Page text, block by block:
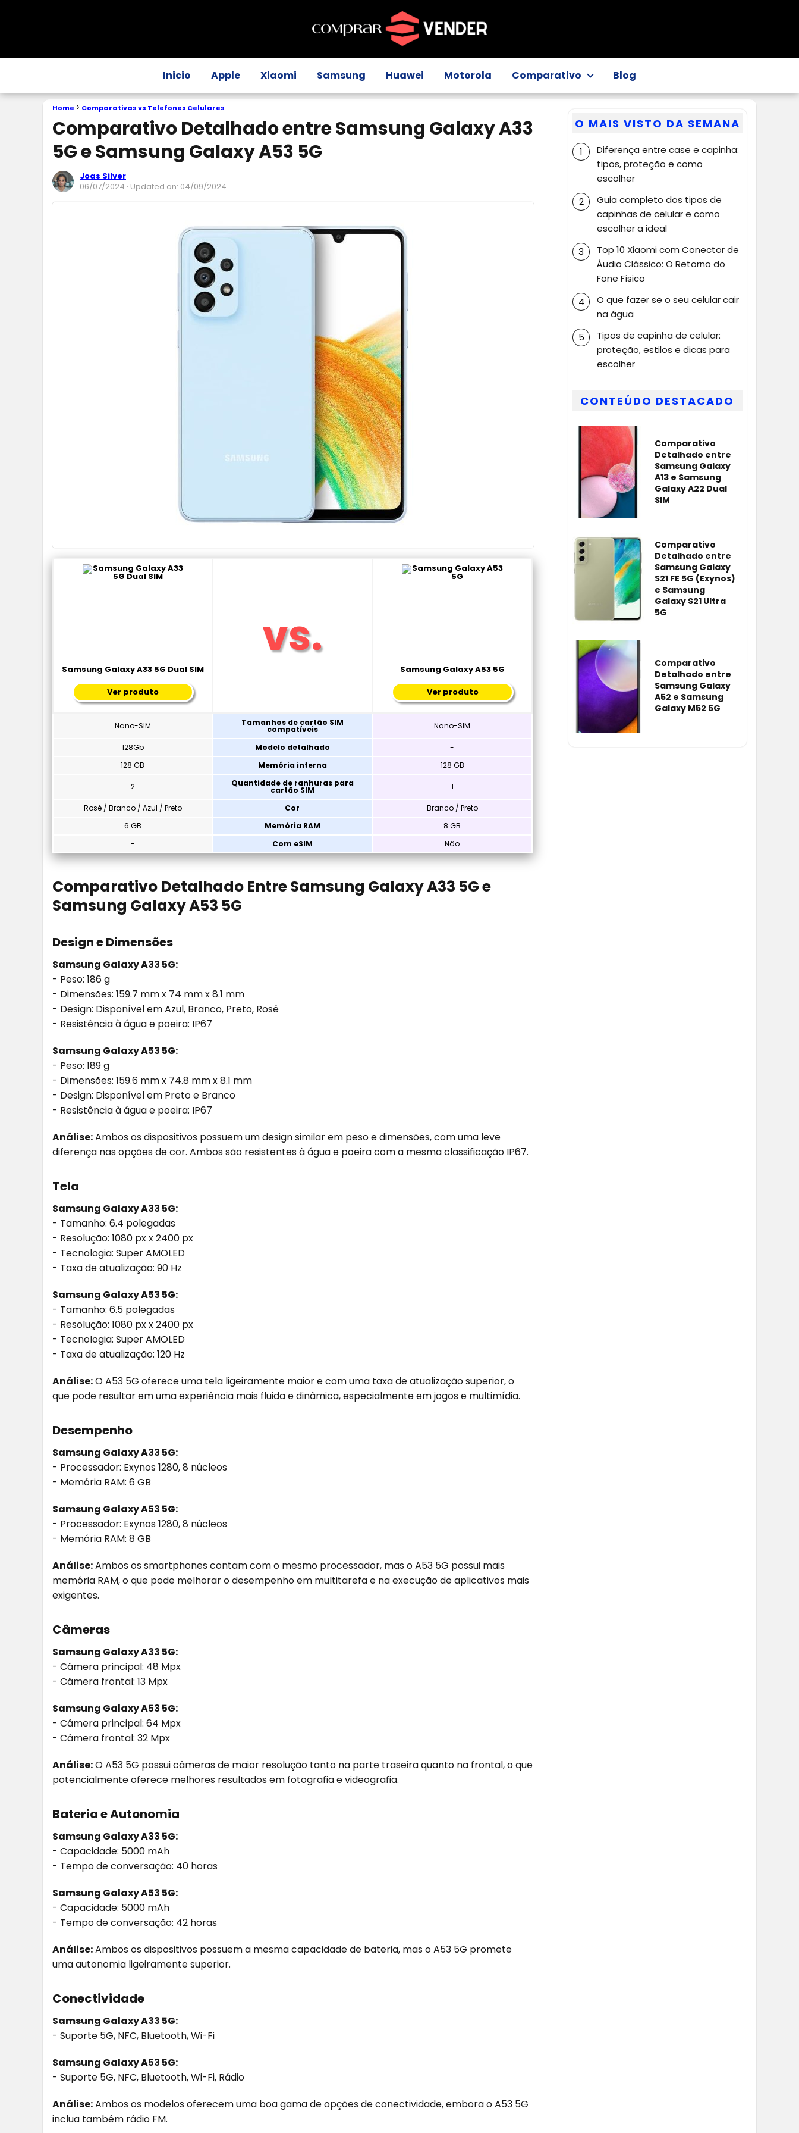
Inicio Apple Xiaomi Samsung Huawei Motorola Comparativo Blog
Home Comparativas vs Telefones Celulares
Comparativo Detalhado entre Samsung Galaxy A33
5G e Samsung Galaxy A53 5G
Joas Silver
06/07/2024 · Updated on: 04/09/2024
Samsung Galaxy A33 5G Dual SIM
Ver produto
Samsung Galaxy A53 5G
Ver produto
Nano-SIM Tamanhos de cartão SIM
compatíveis Nano-SIM
128Gb Modelo detalhado
-
128 GB
Memória interna 128 GB
2 Quantidade de ranhuras para
cartão SIM 1
Rosé / Branco / Azul / Preto Cor
Branco / Preto
6 GB
Memória RAM
8 GB
-
Com eSIM Não
Comparativo Detalhado Entre Samsung Galaxy A33 5G e
Samsung Galaxy A53 5G
Design e Dimensões
Samsung Galaxy A33 5G:
- Peso: 186 g
- Dimensões: 159.7 mm x 74 mm x 8.1 mm
- Design: Disponível em Azul, Branco, Preto, Rosé
- Resistência à água e poeira: IP67
Samsung Galaxy A53 5G:
- Peso: 189 g
- Dimensões: 159.6 mm x 74.8 mm x 8.1 mm
- Design: Disponível em Preto e Branco
- Resistência à água e poeira: IP67
Análise:Ambos os dispositivos possuem um design similar em peso e dimensões, com uma leve
diferença nas opções de cor. Ambos são resistentes à água e poeira com a mesma classificação IP67.
Tela
Samsung Galaxy A33 5G:
- Tamanho: 6.4 polegadas
- Resolução: 1080 px x 2400 px
- Tecnologia: Super AMOLED
- Taxa de atualização: 90 Hz
Samsung Galaxy A53 5G:
- Tamanho: 6.5 polegadas
- Resolução: 1080 px x 2400 px
- Tecnologia: Super AMOLED
- Taxa de atualização: 120 Hz
Análise:O A53 5G oferece uma tela ligeiramente maior e com uma taxa de atualização superior, o
que pode resultar em uma experiência mais fluida e dinâmica, especialmente em jogos e multimídia.
Desempenho
Samsung Galaxy A33 5G:
- Processador: Exynos 1280, 8 núcleos
- Memória RAM: 6 GB
Samsung Galaxy A53 5G:
- Processador: Exynos 1280, 8 núcleos
- Memória RAM: 8 GB
Análise:Ambos os smartphones contam com o mesmo processador, mas o A53 5G possui mais
memória RAM, o que pode melhorar o desempenho em multitarefa e na execução de aplicativos mais
exigentes.
Câmeras
Samsung Galaxy A33 5G:
- Câmera principal: 48 Mpx
- Câmera frontal: 13 Mpx
Samsung Galaxy A53 5G:
- Câmera principal: 64 Mpx
- Câmera frontal: 32 Mpx
Análise:O A53 5G possui câmeras de maior resolução tanto na parte traseira quanto na frontal, o que
potencialmente oferece melhores resultados em fotografia e videografia.
Bateria e Autonomia
Samsung Galaxy A33 5G:
- Capacidade: 5000 mAh
- Tempo de conversação: 40 horas
Samsung Galaxy A53 5G:
- Capacidade: 5000 mAh
- Tempo de conversação: 42 horas
Análise:Ambos os dispositivos possuem a mesma capacidade de bateria, mas o A53 5G promete
uma autonomia ligeiramente superior.
Conectividade
Samsung Galaxy A33 5G:
- Suporte 5G, NFC, Bluetooth, Wi-Fi
Samsung Galaxy A53 5G:
- Suporte 5G, NFC, Bluetooth, Wi-Fi, Rádio
Análise:Ambos os modelos oferecem uma boa gama de opções de conectividade, embora o A53 5G
inclua também rádio FM.
O MAIS VISTO DA SEMANA
Diferença entre case e capinha:
tipos, proteção e como
escolher
Guia completo dos tipos de
capinhas de celular e como
escolher a ideal
Top 10 Xiaomi com Conector de
Áudio Clássico: O Retorno do
Fone Físico
O que fazer se o seu celular cair
na água
Tipos de capinha de celular:
proteção, estilos e dicas para
escolher
CONTEÚDO DESTACADO
Comparativo
Detalhado entre
Samsung Galaxy
A13 e Samsung
Galaxy A22 Dual
SIM
Comparativo
Detalhado entre
Samsung Galaxy
S21 FE 5G (Exynos)
e Samsung
Galaxy S21 Ultra
5G
Comparativo
Detalhado entre
Samsung Galaxy
A52 e Samsung
Galaxy M52 5G